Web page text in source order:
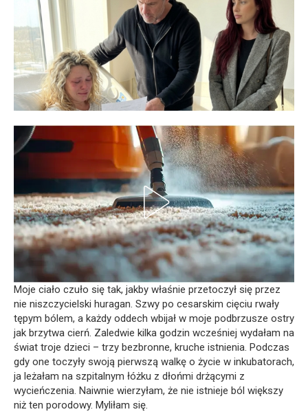
Moje ciało czuło się tak, jakby właśnie przetoczył się przez
nie niszczycielski huragan. Szwy po cesarskim cięciu rwały
tępym bólem, a każdy oddech wbijał w moje podbrzusze ostry
jak brzytwa cierń. Zaledwie kilka godzin wcześniej wydałam na
świat troje dzieci – trzy bezbronne, kruche istnienia. Podczas
gdy one toczyły swoją pierwszą walkę o życie w inkubatorach,
ja leżałam na szpitalnym łóżku z dłońmi drżącymi z
wycieńczenia. Naiwnie wierzyłam, że nie istnieje ból większy
niż ten porodowy. Myliłam się.